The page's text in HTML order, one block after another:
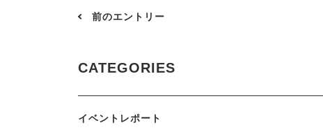
前のエントリー
CATEGORIES
イベントレポート